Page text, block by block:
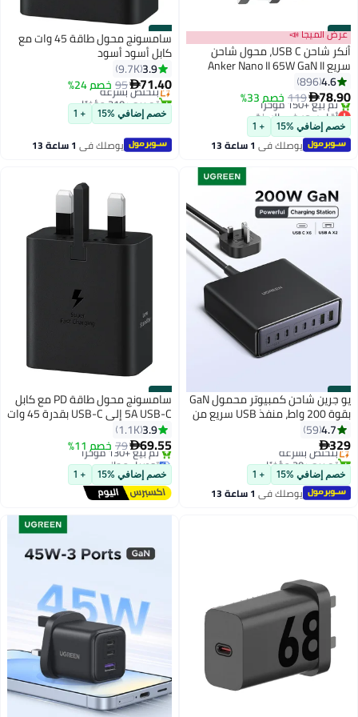
#17
عرض الميجا 📣
أنكر شاحن USB C، محول شاحن
سريع Anker Nano II 65W GaN II
Pro/Air، Galaxy S20/S10، Dell XPS
13، Note 20/10+، iPhone
13/Pro/Mini، iPad Pro، Pixel، و اكثر
4.6
896
78.90
119 خصم 33%
أقل سعر في السنة
باقي 7 وحدات في المخزون
تم بيع +150 مؤخرًا
أقل سعر في السنة
خصم إضافي %15 + 1
يوصلك في 1 ساعة 13
#18 سامسونج محول طاقة 45 وات مع
كابل أسود أسود
3.9
9.7K
71.40
95خصم 24%بتخلّص بسرعة
تم بيع +210 مؤخرًا
بتخلّص بسرعة
خصم إضافي %15 + 1
يوصلك في 1 ساعة 13
#19 يو جرين شاحن كمبيوتر محمول GaN
بقوة 200 واط، منفذ USB سريع من
محطة شحن مكتبية، غلاف من مادة
مقاومة للحريق، حماية كاملة
لأجهزة متعددة، مناسب للاستخدام
في المكتب والمنزل. اسود
4.7
59
329بتخلّص بسرعة
تم بيع +20 مؤخرًا
بتخلّص بسرعة
خصم إضافي %15 + 1
يوصلك في 1 ساعة 13
#20 سامسونج محول طاقة PD مع كابل
5A USB-C إلى USB-C بقدرة 45 وات
3.9
1.1K
69.55
79خصم 11%
توصيل مجاني
بتخلّص بسرعة
تم بيع +130 مؤخرًا
توصيل مجاني
خصم إضافي %15 + 1